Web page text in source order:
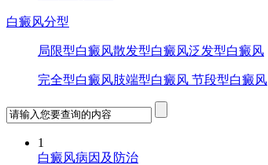
白癜风分型
局限型白癜风散发型白癜风泛发型白癜风
完全型白癜风肢端型白癜风 节段型白癜风
1
白癜风病因及防治